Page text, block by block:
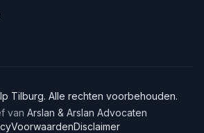
Tilburg. Alle rechten voorbehouden.
van Arslan & Arslan Advocaten
VoorwaardenDisclaimer